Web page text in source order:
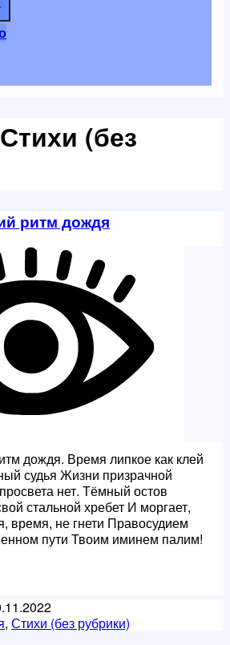
Стихи (без
ритм дождя
дождя. Время липкое как клей
судья Жизни призрачной
нет. Тёмный остов
стальной хребет И моргает,
время, не гнети Правосудием
пути Твоим иминем палим!
, Стихи (без рубрики)